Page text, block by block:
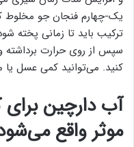
یک-چهارم فنجان جو مخلوط
ترکیب باید تا زمانی پخته
سپس از روی حرارت برداشته
کنید. می‌توانید کمی عسل یا
آب دارچین
موثر واقع